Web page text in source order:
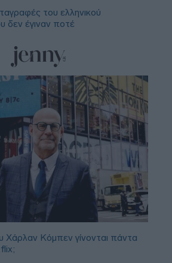
του ελληνικού
δεν έγιναν ποτέ
Χάρλαν Κόμπεν γίνονται πάντα